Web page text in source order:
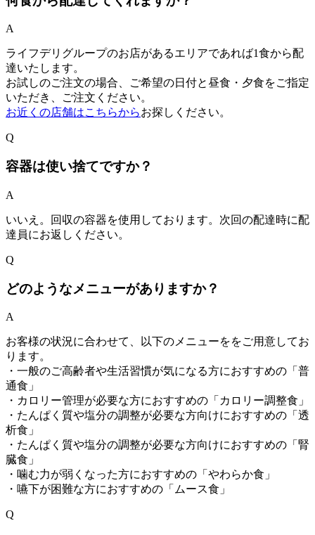
A
ライフデリグループのお店があるエリアであれば1食から配
達いたします。
お試しのご注文の場合、ご希望の日付と昼食・夕食をご指定
いただき、ご注文ください。
お近くの店舗はこちらからお探しください。
Q
容器は使い捨てですか？
A
いいえ。回収の容器を使用しております。次回の配達時に配
達員にお返しください。
Q
どのようなメニューがありますか？
A
お客様の状況に合わせて、以下のメニューををご用意してお
ります。
・一般のご高齢者や生活習慣が気になる方におすすめの「普
通食」
・カロリー管理が必要な方におすすめの「カロリー調整食」
・たんぱく質や塩分の調整が必要な方向けにおすすめの「透
析食」
・たんぱく質や塩分の調整が必要な方向けにおすすめの「腎
臓食」
・噛む力が弱くなった方におすすめの「やわらか食」
・嚥下が困難な方におすすめの「ムース食」
Q